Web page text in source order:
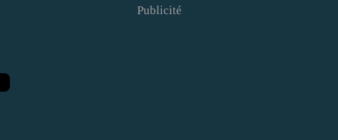
Publicité